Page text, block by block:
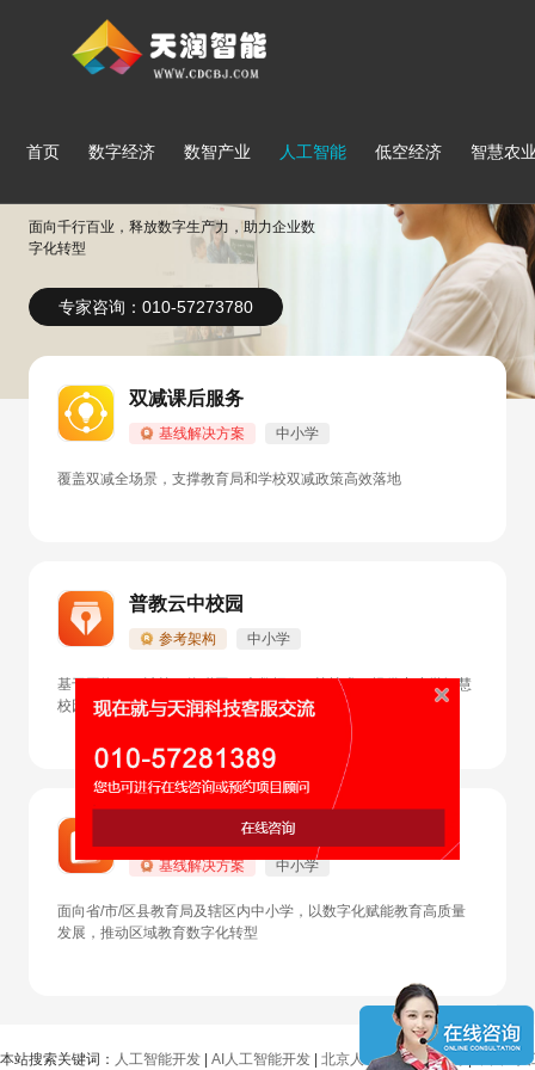
首页 数字经济 数智产业 人工智能 低空经济 智慧农
面向千行百业，释放数字生产力，助力企业数
字化转型
专家咨询：010-57273780
双减课后服务
基线解决方案 中小学
覆盖双减全场景，支撑教育局和学校双减政策高效落地
普教云中校园
参考架构 中小学
基于网络、云计算、物联网、大数据、AI等技术，提供中小学智慧
校园解决方案，助力学校提升管理效率和教学质量
区域教育云平台
基线解决方案 中小学
面向省/市/区县教育局及辖区内中小学，以数字化赋能教育高质量
发展，推动区域教育数字化转型
本站搜索关键词： 人工智能开发 AI人工智能开发 北京人工智能开发公司 中国AI